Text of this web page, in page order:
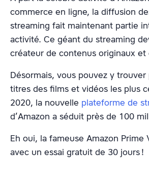
commerce en ligne, la diffusion
streaming fait maintenant partie
activité. Ce géant du streaming
créateur de contenus originaux et
Désormais, vous pouvez y
titres des films et vidéos les plus
2020, la nouvelle plateforme de
d’Amazon a séduit près de 100
Eh oui, la fameuse Amazon Prime
avec un essai gratuit de 30 jours !